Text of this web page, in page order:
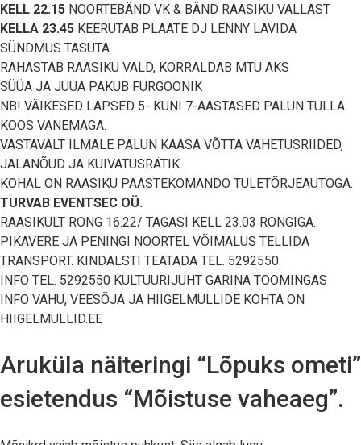
KELL 22.15 NOORTEBÄND VK & BÄND RAASIKU VALLAST
KELLA 23.45 KEERUTAB PLAATE DJ LENNY LAVIDA
SÜNDMUS TASUTA.
RAHASTAB RAASIKU VALD, KORRALDAB MTÜ AKS
SÜÜA JA JUUA PAKUB FURGOONIK
NB! VÄIKESED LAPSED 5- KUNI 7-AASTASED PALUN TULLA
KOOS VANEMAGA.
VASTAVALT ILMALE PALUN KAASA VÕTTA VAHETUSRIIDED,
JALANÕUD JA KUIVATUSRÄTIK.
KOHAL ON RAASIKU PÄÄSTEKOMANDO TULETÕRJEAUTOGA.
TURVAB EVENTSEC OÜ.
RAASIKULT RONG 16.22/ TAGASI KELL 23.03 RONGIGA.
PIKAVERE JA PENINGI NOORTEL VÕIMALUS TELLIDA
TRANSPORT. KINDALSTI TEATADA TEL. 5292550.
INFO TEL. 5292550 KULTUURIJUHT GARINA TOOMINGAS
INFO VAHU, VEESÕJA JA HIIGELMULLIDE KOHTA ON
HIIGELMULLID.EE
Aruküla näiteringi “Lõpuks ometi”
esietendus “Mõistuse vaheaeg”.